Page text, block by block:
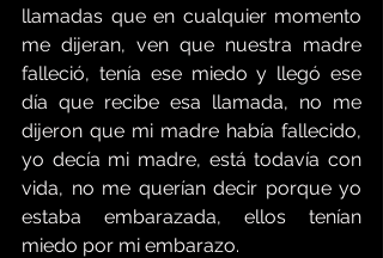
llamadas que en cualquier momento
me dijeran, ven que nuestra madre
falleció, tenía ese miedo y llegó ese
día que recibe esa llamada, no me
dijeron que mi madre había fallecido,
yo decía mi madre, está todavía con
vida, no me querían decir porque yo
estaba embarazada, ellos tenían
miedo por mi embarazo.